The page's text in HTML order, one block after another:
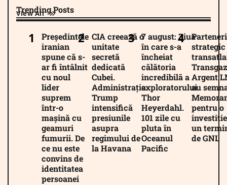
Trending Posts
View All
Președintele
iranian
spune că s-
ar fi întâlnit
cu noul
lider
suprem
într-o
mașină cu
geamuri
fumurii. De
ce nu este
convins de
identitatea
persoanei
CIA creează o
unitate
secretă
dedicată
Cubei.
Administrația
Trump
intensifică
presiunile
asupra
regimului de
la Havana
7 august: Ziua
în care s-a
încheiat
călătoria
incredibilă a
exploratorului
Thor
Heyerdahl.
101 zile cu
pluta în
Oceanul
Pacific
strategic
Argent
au
pentru o
un
de GNL